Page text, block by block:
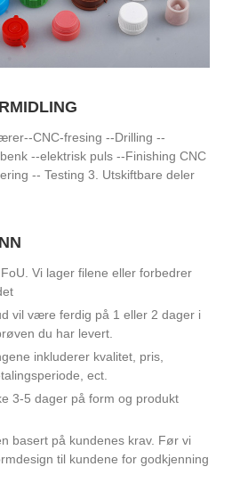
CNC-fresing --Drilling --
--elektrisk puls --Finishing CNC
-- Testing 3. Utskiftbare deler
Vi lager filene eller forbedrer
vil være ferdig på 1 eller 2 dager i
du har levert.
inkluderer kvalitet, pris,
ect.
3-5 dager på form og produkt
basert på kundenes krav. Før vi
til kundene for godkjenning